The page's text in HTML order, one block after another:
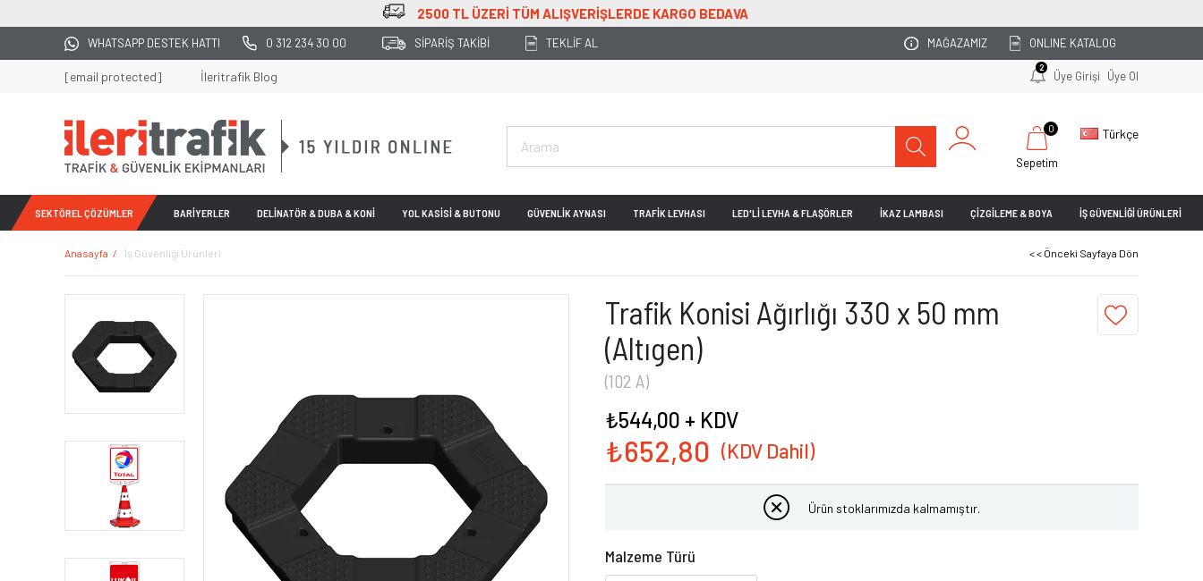
2500 TL ÜZERİ TÜM ALIŞVERİŞLERDE KARGO BEDAVA
WHATSAPP DESTEK HATTI 0 312 234 30 00 SİPARİŞ TAKİBİ TEKLİF AL MAĞAZAMIZ ONLINE KATALOG
[email protected] İleritrafik Blog
2
Üye Girişi Üye Ol
Türkçe
Sepetim
0
SEKTÖREL ÇÖZÜMLER BARİYERLER DELİNATÖR & DUBA & KONİ YOL KASİSİ & BUTONU GÜVENLİK AYNASI TRAFİK LEVHASI LED'Lİ LEVHA & FLAŞÖRLER İKAZ LAMBASI ÇİZGİLEME & BOYA İŞ GÜVENLİĞİ ÜRÜNLERİ
Anasayfa İş Güvenliği Ürünleri < < Önceki Sayfaya Dön
Trafik Konisi Ağırlığı 330 x 50 mm
(Altıgen)
(102 A)
₺652,80
₺544,00 + KDV
Ürün stoklarımızda kalmamıştır.
Malzeme Türü